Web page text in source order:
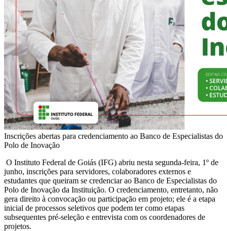
Inscrições abertas para credenciamento ao Banco de Especialistas do
Polo de Inovação
O Instituto Federal de Goiás (IFG) abriu nesta segunda-feira, 1º de
junho, inscrições para servidores, colaboradores externos e
estudantes que queiram se credenciar ao Banco de Especialistas do
Polo de Inovação da Instituição. O credenciamento, entretanto, não
gera direito à convocação ou participação em projeto; ele é a etapa
inicial de processos seletivos que podem ter como etapas
subsequentes pré-seleção e entrevista com os coordenadores de
projetos.